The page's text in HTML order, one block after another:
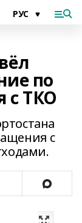
по
с ТКО
с